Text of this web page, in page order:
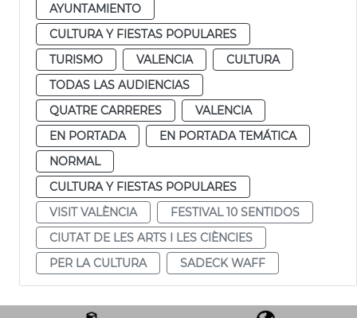
AYUNTAMIENTO
CULTURA Y FIESTAS POPULARES
TURISMO
VALENCIA
CULTURA
TODAS LAS AUDIENCIAS
QUATRE CARRERES
VALENCIA
EN PORTADA
EN PORTADA TEMÁTICA
NORMAL
CULTURA Y FIESTAS POPULARES
VISIT VALÈNCIA
FESTIVAL 10 SENTIDOS
CIUTAT DE LES ARTS I LES CIÈNCIES
PER LA CULTURA
SADECK WAFF